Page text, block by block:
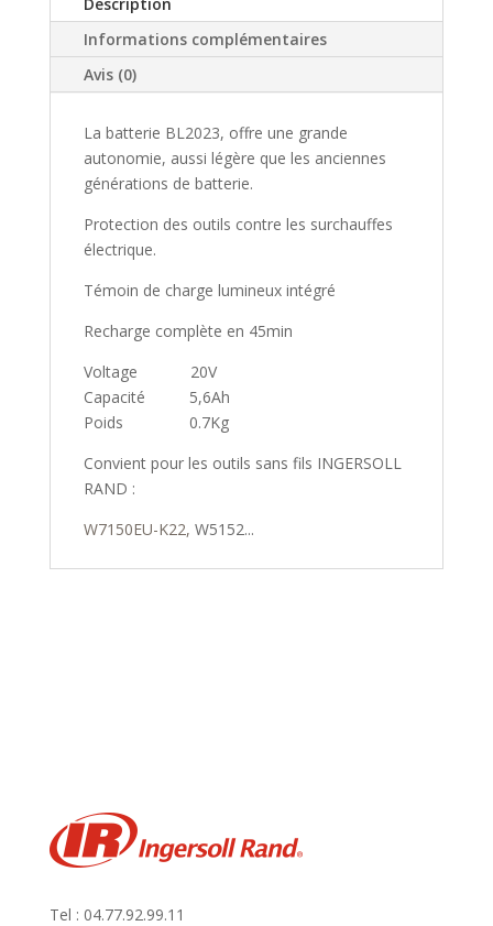
-
BL2023
i
:
Informations complémentaires
Avis (0)
La batterie BL2023, offre une grande
autonomie, aussi légère que les anciennes
générations de batterie.
Protection des outils contre les surchauffes
électrique.
Témoin de charge lumineux intégré
Recharge complète en 45min
Voltage 20V
Capacité 5,6Ah
Poids 0.7Kg
Convient pour les outils sans fils INGERSOLL
RAND :
W7150EU-K22, W5152...
Tel : 04.77.92.99.11